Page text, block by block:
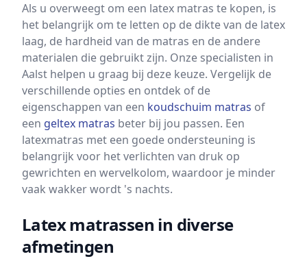
Als u overweegt om een latex matras te kopen, is
het belangrijk om te letten op de dikte van de latex
laag, de hardheid van de matras en de andere
materialen die gebruikt zijn. Onze specialisten in
Aalst helpen u graag bij deze keuze. Vergelijk de
verschillende opties en ontdek of de
eigenschappen van een koudschuim matras of
een geltex matras beter bij jou passen. Een
latexmatras met een goede ondersteuning is
belangrijk voor het verlichten van druk op
gewrichten en wervelkolom, waardoor je minder
vaak wakker wordt 's nachts.
Latex matrassen in diverse
afmetingen